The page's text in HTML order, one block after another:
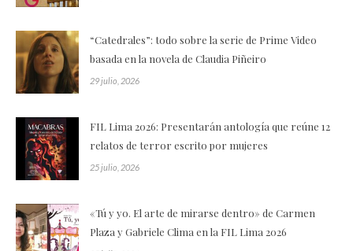
“Catedrales”: todo sobre la serie de Prime Video
basada en la novela de Claudia Piñeiro
29 julio, 2026
FIL Lima 2026: Presentarán antología que reúne 12
relatos de terror escrito por mujeres
25 julio, 2026
«Tú y yo. El arte de mirarse dentro» de Carmen
Plaza y Gabriele Clima en la FIL Lima 2026